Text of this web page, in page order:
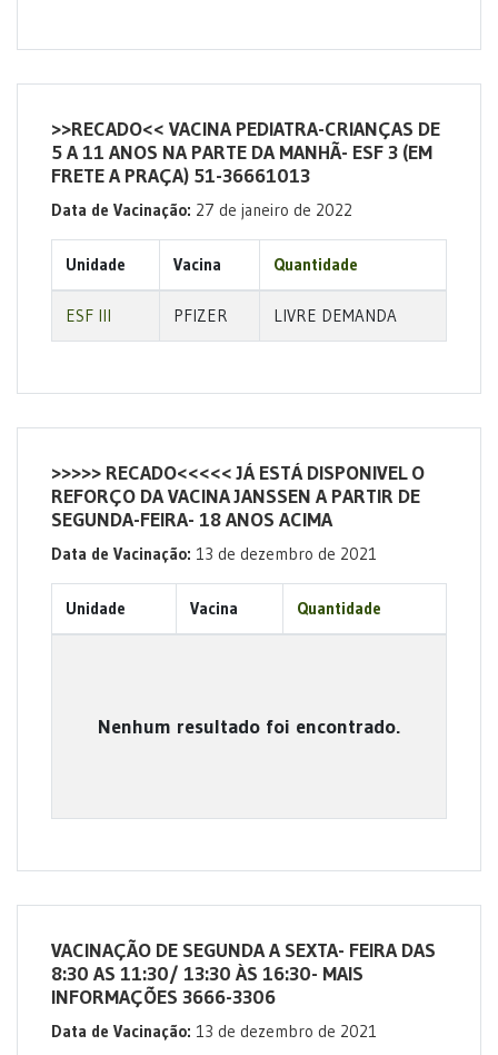
>>RECADO<< VACINA PEDIATRA-CRIANÇAS DE
5 A 11 ANOS NA PARTE DA MANHÃ- ESF 3 (EM
FRETE A PRAÇA) 51-36661013
Data de Vacinação: 27 de janeiro de 2022
Unidade Vacina Quantidade
ESF III PFIZER LIVRE DEMANDA
>>>>> RECADO<<<<< JÁ ESTÁ DISPONIVEL O
REFORÇO DA VACINA JANSSEN A PARTIR DE
SEGUNDA-FEIRA- 18 ANOS ACIMA
Data de Vacinação: 13 de dezembro de 2021
Unidade Vacina Quantidade
Nenhum resultado foi encontrado.
VACINAÇÃO DE SEGUNDA A SEXTA- FEIRA DAS
8:30 AS 11:30/ 13:30 ÀS 16:30- MAIS
INFORMAÇÕES 3666-3306
Data de Vacinação: 13 de dezembro de 2021